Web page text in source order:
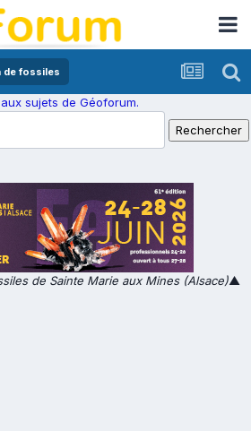
de fossiles
sujets de Géoforum.
de Sainte Marie aux Mines (Alsace)▲